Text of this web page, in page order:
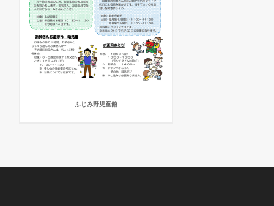
ふじみ野児童館